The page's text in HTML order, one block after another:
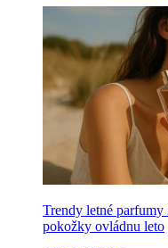
Trendy letné parfumy
pokožky ovládnu leto